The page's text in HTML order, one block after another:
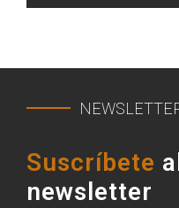
Suscríbete
newsletter